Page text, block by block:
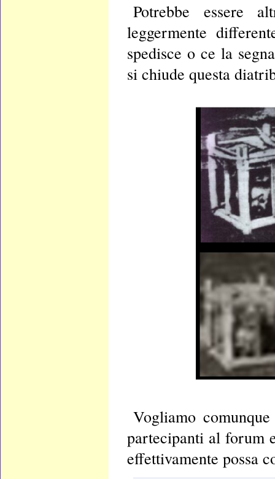
Potrebbe essere
leggermente
spedisce o ce la
si chiude questa
Vogliamo
partecipanti al forum
effettivamente possa